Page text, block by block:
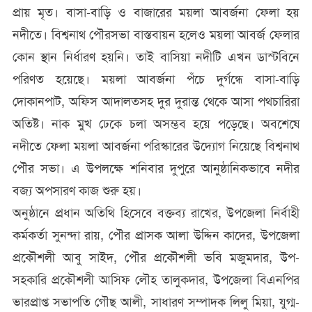
প্রায় মৃত। বাসা-বাড়ি ও বাজারের ময়লা আবর্জনা ফেলা হয়
নদীতে। বিশ্বনাথ পৌরসভা বাস্তবায়ন হলেও ময়লা আবর্জ ফেলার
কোন স্থান নির্ধারণ হয়নি। তাই বাসিয়া নদীটি এখন ডাস্টবিনে
পরিণত হয়েছে। ময়লা আবর্জনা পঁচে দুর্গন্ধে বাসা-বাড়ি
দোকানপাট, অফিস আদালতসহ দুর দুরান্ত থেকে আসা পথচারিরা
অতিষ্ট। নাক মুখ ঢেকে চলা অসম্ভব হয়ে পড়েছে। অবশেষে
নদীতে ফেলা ময়লা আবর্জনা পরিস্কারের উদ্যোগ নিয়েছে বিশ্বনাথ
পৌর সভা। এ উপলক্ষে শনিবার দুপুরে আনুষ্ঠানিকভাবে নদীর
বজ্য অপসারণ কাজ শুরু হয়।
অনুষ্ঠানে প্রধান অতিথি হিসেবে বক্তব্য রাখের, উপজেলা নির্বাহী
কর্মকর্তা সুনন্দা রায়, পৌর প্রাসক আলা উদ্দিন কাদের, উপজেলা
প্রকৌশলী আবু সাইদ, পৌর প্রকৌশলী ভবি মজুমদার, উপ-
সহকারি প্রকৌশলী আসিফ লৌহ তালুকদার, উপজেলা বিএনপির
ভারপ্রাপ্ত সভাপতি গৌছ আলী, সাধারণ সম্পাদক লিলু মিয়া, যুগ্ম-